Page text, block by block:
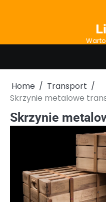
Home
Transport
Skrzynie metalowe
Skrzynie